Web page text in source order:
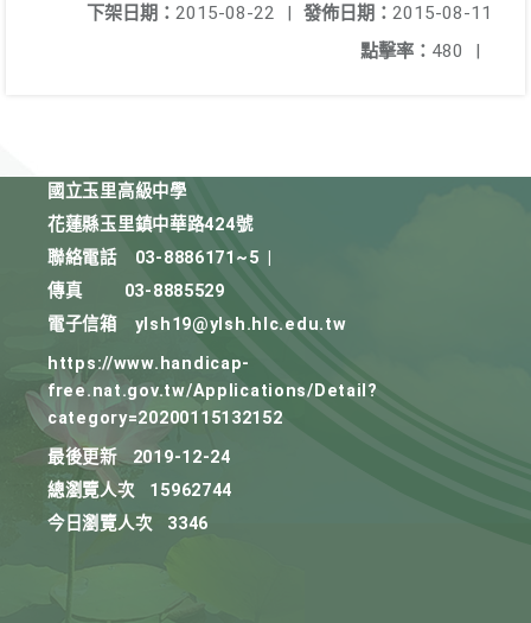
發佈日期： 2015-08-11
下架日期： 2015-08-22
|
點擊率： 480 |
國立玉里高級中學
花蓮縣玉里鎮中華路424號
聯絡電話
03-8886171~5
傳真
03-8885529
電子信箱
ylsh19@ylsh.hlc.edu.tw
https://www.handicap-
free.nat.gov.tw/Applications/Detail?
category=20200115132152
最後更新
2019-12-24
總瀏覽人次
15962744
今日瀏覽人次
3346